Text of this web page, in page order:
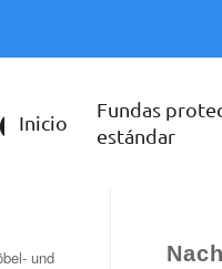
Inicio
Fundas
estándar
und